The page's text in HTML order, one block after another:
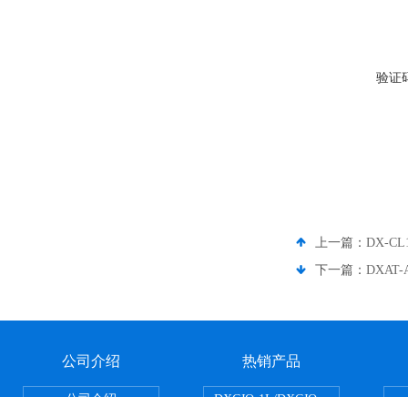
验证
上一篇： DX-
下一篇： DXAT-
公司介绍 热销产品